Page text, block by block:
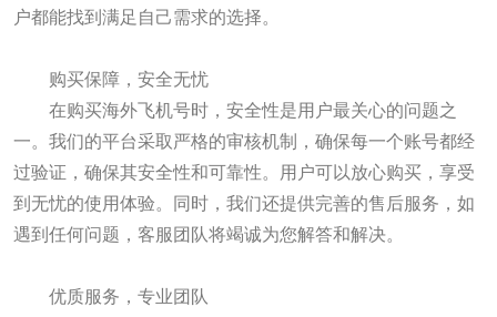
户都能找到满足自己需求的选择。
购买保障，安全无忧
在购买海外飞机号时，安全性是用户最关心的问题之
一。我们的平台采取严格的审核机制，确保每一个账号都经
过验证，确保其安全性和可靠性。用户可以放心购买，享受
到无忧的使用体验。同时，我们还提供完善的售后服务，如
遇到任何问题，客服团队将竭诚为您解答和解决。
优质服务，专业团队